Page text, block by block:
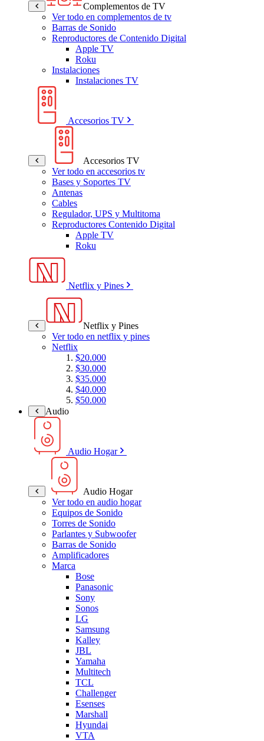
Complementos de TV
Ver todo en complementos de tv
Barras de Sonido
Reproductores de Contenido Digital
Apple TV
Roku
Instalaciones
Instalaciones TV
Accesorios TV
Accesorios TV
Ver todo en accesorios tv
Bases y Soportes TV
Antenas
Cables
Regulador, UPS y Multitoma
Reproductores Contenido Digital
Apple TV
Roku
Netflix y Pines
Netflix y Pines
Ver todo en netflix y pines
Netflix
$20.000
$30.000
$35.000
$40.000
$50.000
Audio
Audio Hogar
Audio Hogar
Ver todo en audio hogar
Equipos de Sonido
Torres de Sonido
Parlantes y Subwoofer
Barras de Sonido
Amplificadores
Marca
Bose
Panasonic
Sony
Sonos
LG
Samsung
Kalley
JBL
Yamaha
Multitech
TCL
Challenger
Esenses
Marshall
Hyundai
VTA